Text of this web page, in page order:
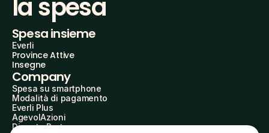
la spesa
Spesa insieme
Everli
Province Attive
Insegne
Company
Spesa su smartphone
Modalità di pagamento
Everli Plus
AgevolAzioni
Diventa Partner